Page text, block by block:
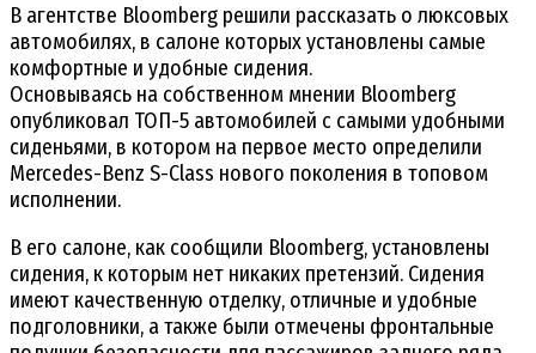
В агентстве Bloomberg решили рассказать о люксовых
автомобилях, в салоне которых установлены самые
комфортные и удобные сидения.
Основываясь на собственном мнении Bloomberg
опубликовал ТОП-5 автомобилей с самыми удобными
сиденьями, в котором на первое место определили
Mercedes-Benz S-Class нового поколения в топовом
исполнении.
В его салоне, как сообщили Bloomberg, установлены
сидения, к которым нет никаких претензий. Сидения
имеют качественную отделку, отличные и удобные
подголовники, а также были отмечены фронтальные